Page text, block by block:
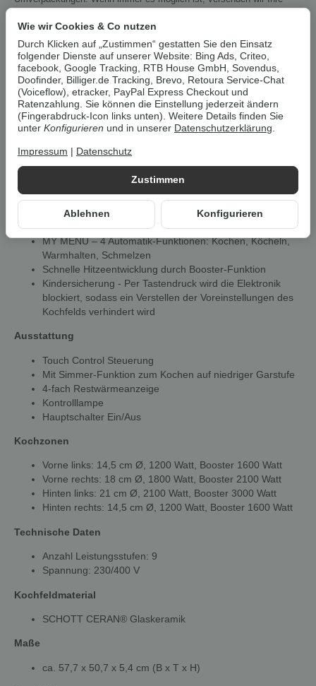
Bestellung imOriginalkarton des Herstellers.
Bauknecht Induktions-Kochfeld
BQ 2760S FT, SCHOTT CERAN®
Glaskeramik
Eigenschaften
Schnelle und punktgenaue Wärmeerzeugung direkt im
Kochfeld heizt nur bei aufgestelltem Topf
Hohe Energieeffizienz durch Induktion
Übergekochtes brennt nicht auf der Kochfläche an
Einfache Bedienung durch Automatik-Funktionen
MY MENU – 4 Automatik-Funktionen: Kochen, Köcheln,
Warmhalten, Schmelzen
Schnelle Hitzeentwicklung durch Booster-Funktion
Kindersicherung - Per Tastendruck wird die Elektronik
blockiert, sodass ein Verstellen der Voreinstellungen des
Kochfelds verhindert wird
Ausstattung
Touch Control Steuerung
Mit Simmer-Funktion zum Kochen auf niedriger Garstufe
4-fach Restwärmeanzeige
Kontrolllampe
Hauptschalter Ein/Aus
Kochzonen
Vorne links: 14,5 cm Ø, 1200 Watt, Booster 1600 Watt
Vorne rechts: 18 cm Ø, 1800 Watt, Booster 2100 Watt
Hinten links: 21 cm Ø, 2100 Watt, Booster 3000 Watt
Hinten rechts: 14,5 cm Ø, 1200 Watt, Booster 1600 Watt
Technische Daten
Anzahl Leistungsstufen: 9
Spannung: 230/400 V
Kochfeldmaterial
SCHOTT CERAN® Glaskeramik
Maße
ca. 57,7 x 50,7 x 5,4 cm (B x T x H)
Zustimmen
Ablehnen Konfigurieren
Wie wir Cookies & Co nutzen
Durch Klicken auf „Zustimmen“ gestatten Sie den Einsatz
folgender Dienste auf unserer Website: Bing Ads, Criteo,
facebook, Google Tracking, RTB House GmbH, Sovendus,
Doofinder, Billiger.de Tracking, Brevo, Retoura Service-Chat
(Voiceflow), etracker, PayPal Express Checkout und
Ratenzahlung. Sie können die Einstellung jederzeit ändern
(Fingerabdruck-Icon links unten). Weitere Details finden Sie
unter Konfigurieren und in unserer Datenschutzerklärung
Impressum Datenschutz